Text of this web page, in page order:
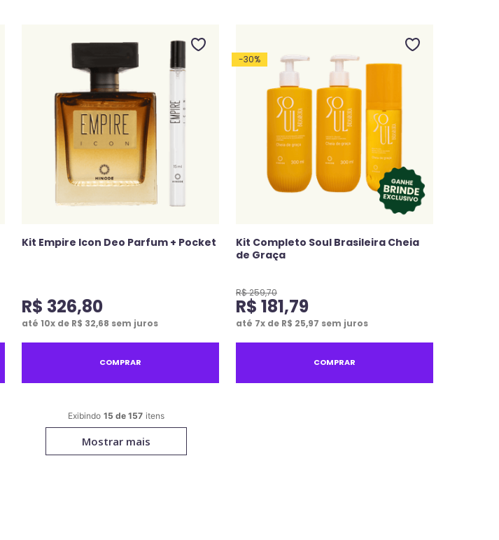
Kit Empire Icon Deo Parfum + Pocket
R$ 326,80
até 10x de R$ 32,68 sem juros
COMPRAR
-30%
Kit Completo Soul Brasileira Cheia
de Graça
R$259,70
R$ 181,79
até 7x de R$ 25,97 sem juros
COMPRAR
15 de 157
Mostrar mais